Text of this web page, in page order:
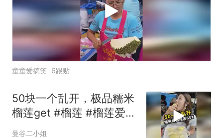
童童爱搞笑 6跟贴
50块一个乱开，极品糯米
榴莲get #榴莲 #榴莲爱好
者 #泰国 #泰国美食
曼谷二小姐